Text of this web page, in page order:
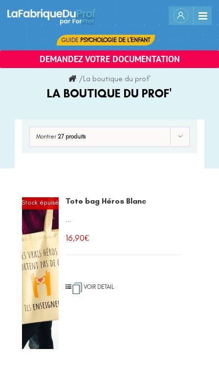
content
GUIDE PSYCHOLOGIE DE L'ENFANT
DEMANDEZ VOTRE DOCUMENTATION
/La boutique du prof'
LA BOUTIQUE DU PROF'
Montrer 27 produits
Stock épuisé Tote bag Héros Blanc
...
16,90€
VOIR DETAIL